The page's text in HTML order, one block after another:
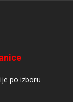
po izboru